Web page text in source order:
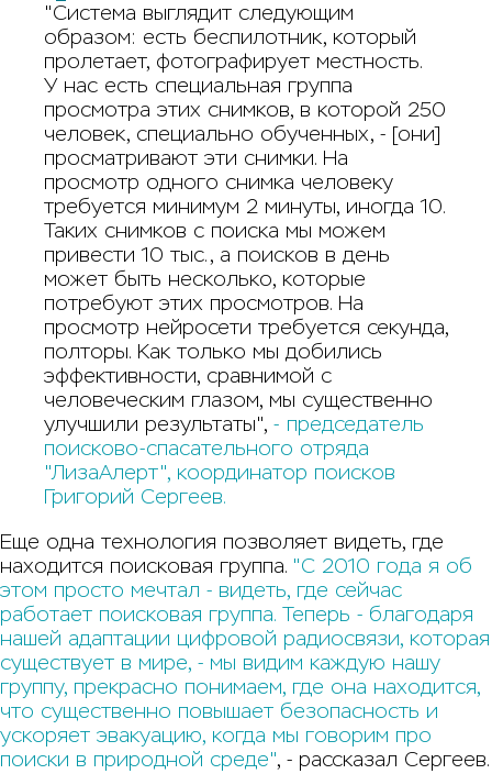
"Система выглядит следующим
образом: есть беспилотник, который
пролетает, фотографирует местность.
У нас есть специальная группа
просмотра этих снимков, в которой 250
человек, специально обученных, - [они]
просматривают эти снимки. На
просмотр одного снимка человеку
требуется минимум 2 минуты, иногда 10.
Таких снимков с поиска мы можем
привести 10 тыс., а поисков в день
может быть несколько, которые
потребуют этих просмотров. На
просмотр нейросети требуется секунда,
полторы. Как только мы добились
эффективности, сравнимой с
человеческим глазом, мы существенно
улучшили результаты", - председатель
поисково-спасательного отряда
"ЛизаАлерт", координатор поисков
Григорий Сергеев.
Еще одна технология позволяет видеть, где
находится поисковая группа. "С 2010 года я об
этом просто мечтал - видеть, где сейчас
работает поисковая группа. Теперь - благодаря
нашей адаптации цифровой радиосвязи, которая
существует в мире, - мы видим каждую нашу
группу, прекрасно понимаем, где она находится,
что существенно повышает безопасность и
ускоряет эвакуацию, когда мы говорим про
поиски в природной среде", - рассказал Сергеев.